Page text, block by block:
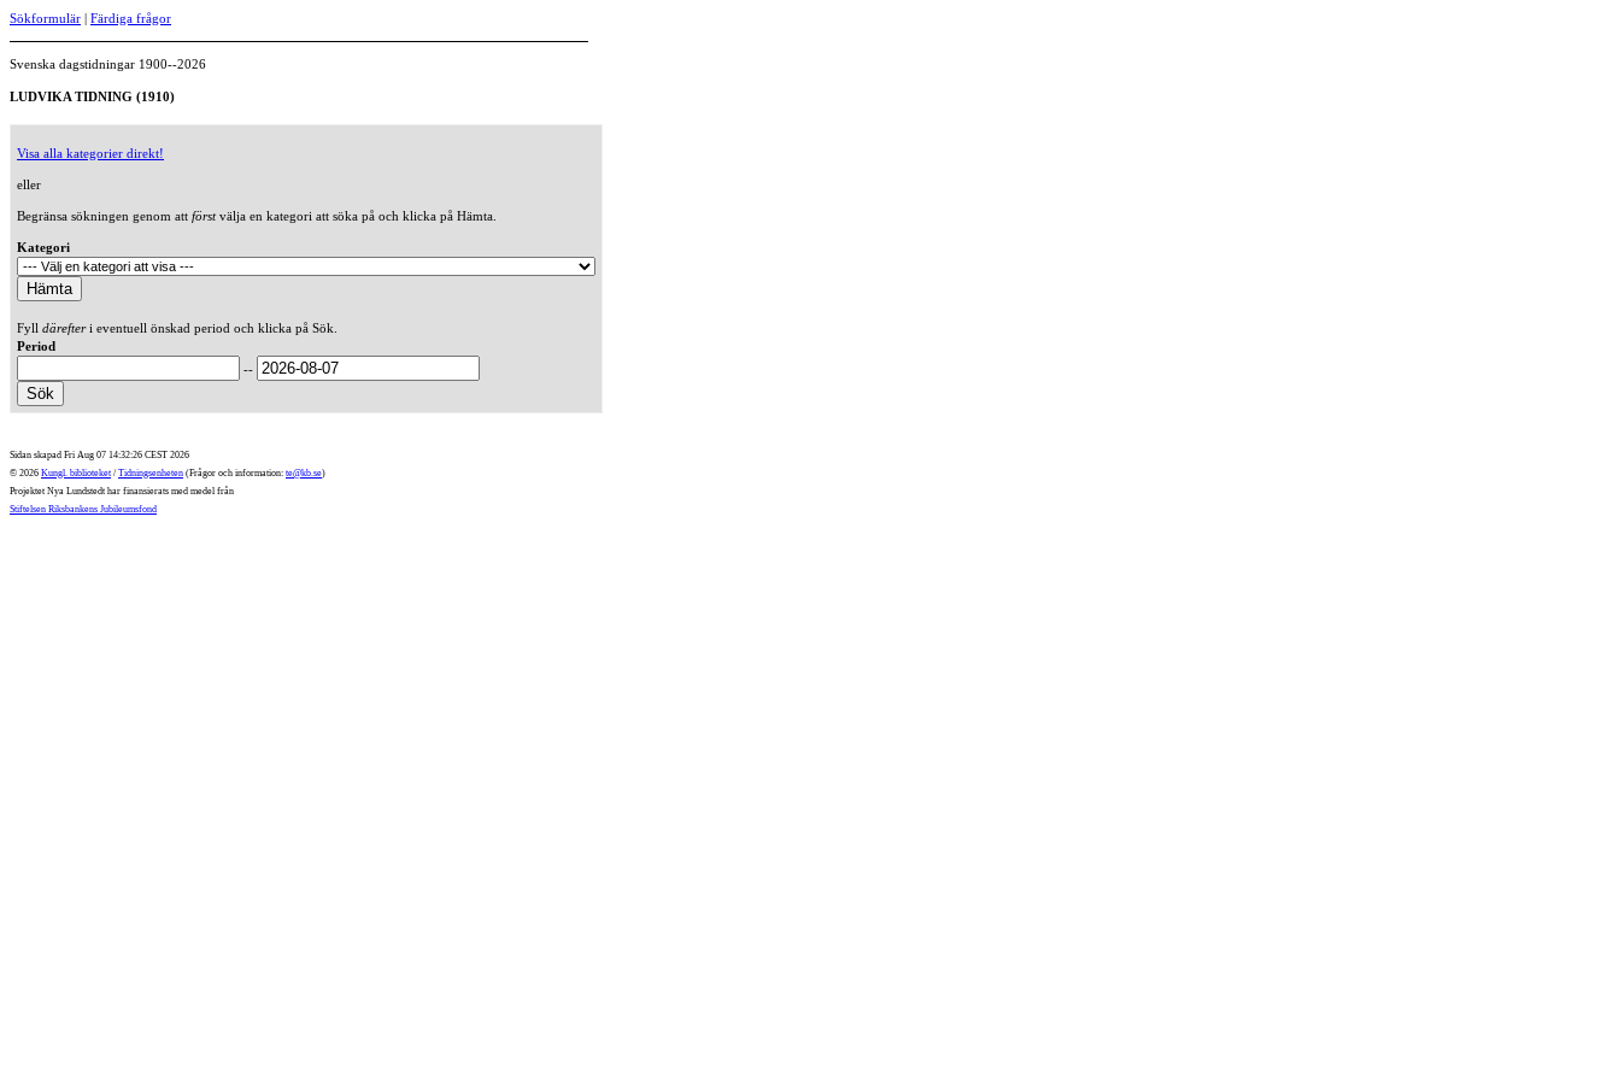
Sökformulär | Färdiga frågor
Svenska dagstidningar 1900--2026
LUDVIKA TIDNING (1910)
Visa alla kategorier direkt!
eller
Begränsa sökningen genom att förstvälja en kategori att söka på och klicka på Hämta.
Kategori
Fyll därefteri eventuell önskad period och klicka på Sök.
Period
--
Sidan skapad Fri Aug 07 14:32:26 CEST 2026
© 2026 Kungl. biblioteket / Tidningsenheten (Frågor och information: te@kb.se)
Projektet Nya Lundstedt har finansierats med medel från
Stiftelsen Riksbankens Jubileumsfond